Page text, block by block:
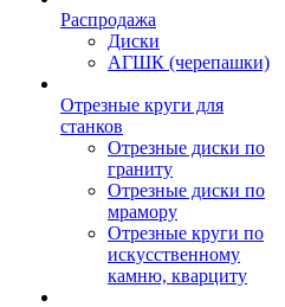
Распродажа
Диски
АГШК (черепашки)
Отрезные круги для
станков
Отрезные диски по
граниту
Отрезные диски по
мрамору
Отрезные круги по
искусственному
камню, кварциту